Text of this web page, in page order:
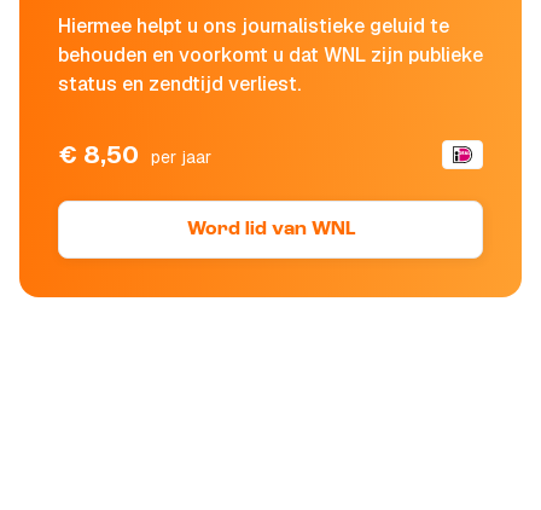
Hiermee helpt u ons journalistieke geluid te
behouden en voorkomt u dat WNL zijn publieke
status en zendtijd verliest.
€ 8,50 per jaar
Word lid van WNL